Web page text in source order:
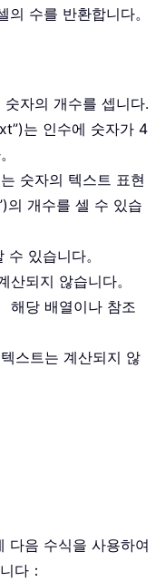
수를 반환합니다。
자의 개수를 셉니다.
는 인수에 숫자가 4
숫자의 텍스트 표현
의 개수를 셀 수 있습
있습니다。
되지 않습니다。
해당 배열이나 참조
스트는 계산되지 않
다음 수식을 사용하여
다：